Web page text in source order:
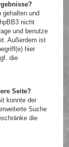
gehalten und
nicht
und benutze
Außerdem ist
hier
die
Seite?
konnte der
Suche
die